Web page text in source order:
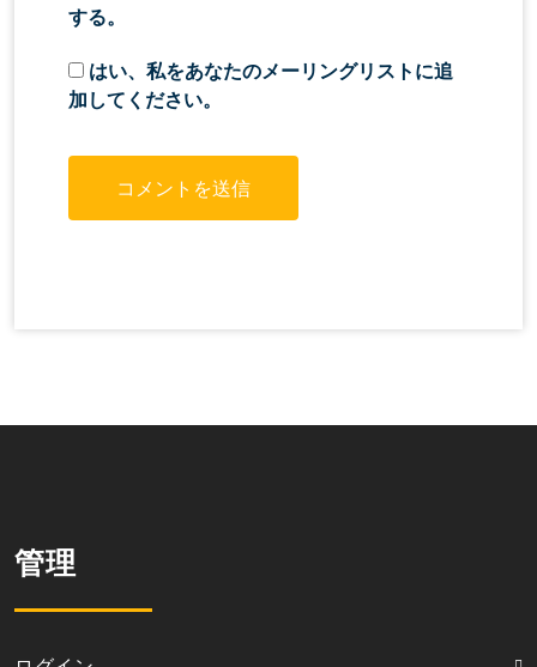
する。
はい、私をあなたのメーリングリストに追
加してください。
管理